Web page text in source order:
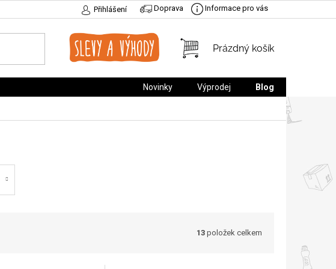
Přihlášení Doprava Informace pro vás
NÁKUPNÍ
Prázdný košík
Novinky Výprodej Blog
13 položek celkem